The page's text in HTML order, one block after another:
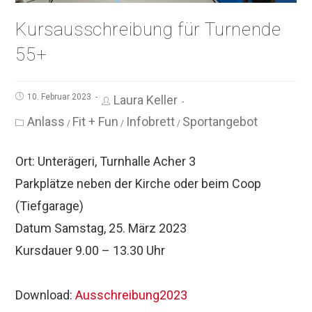
Kursausschreibung für Turnende
55+
10. Februar 2023
Laura Keller
Anlass / Fit + Fun / Infobrett / Sportangebot
Ort: Unterägeri, Turnhalle Acher 3
Parkplätze neben der Kirche oder beim Coop
(Tiefgarage)
Datum Samstag, 25. März 2023
Kursdauer 9.00 – 13.30 Uhr
Download:Ausschreibung2023